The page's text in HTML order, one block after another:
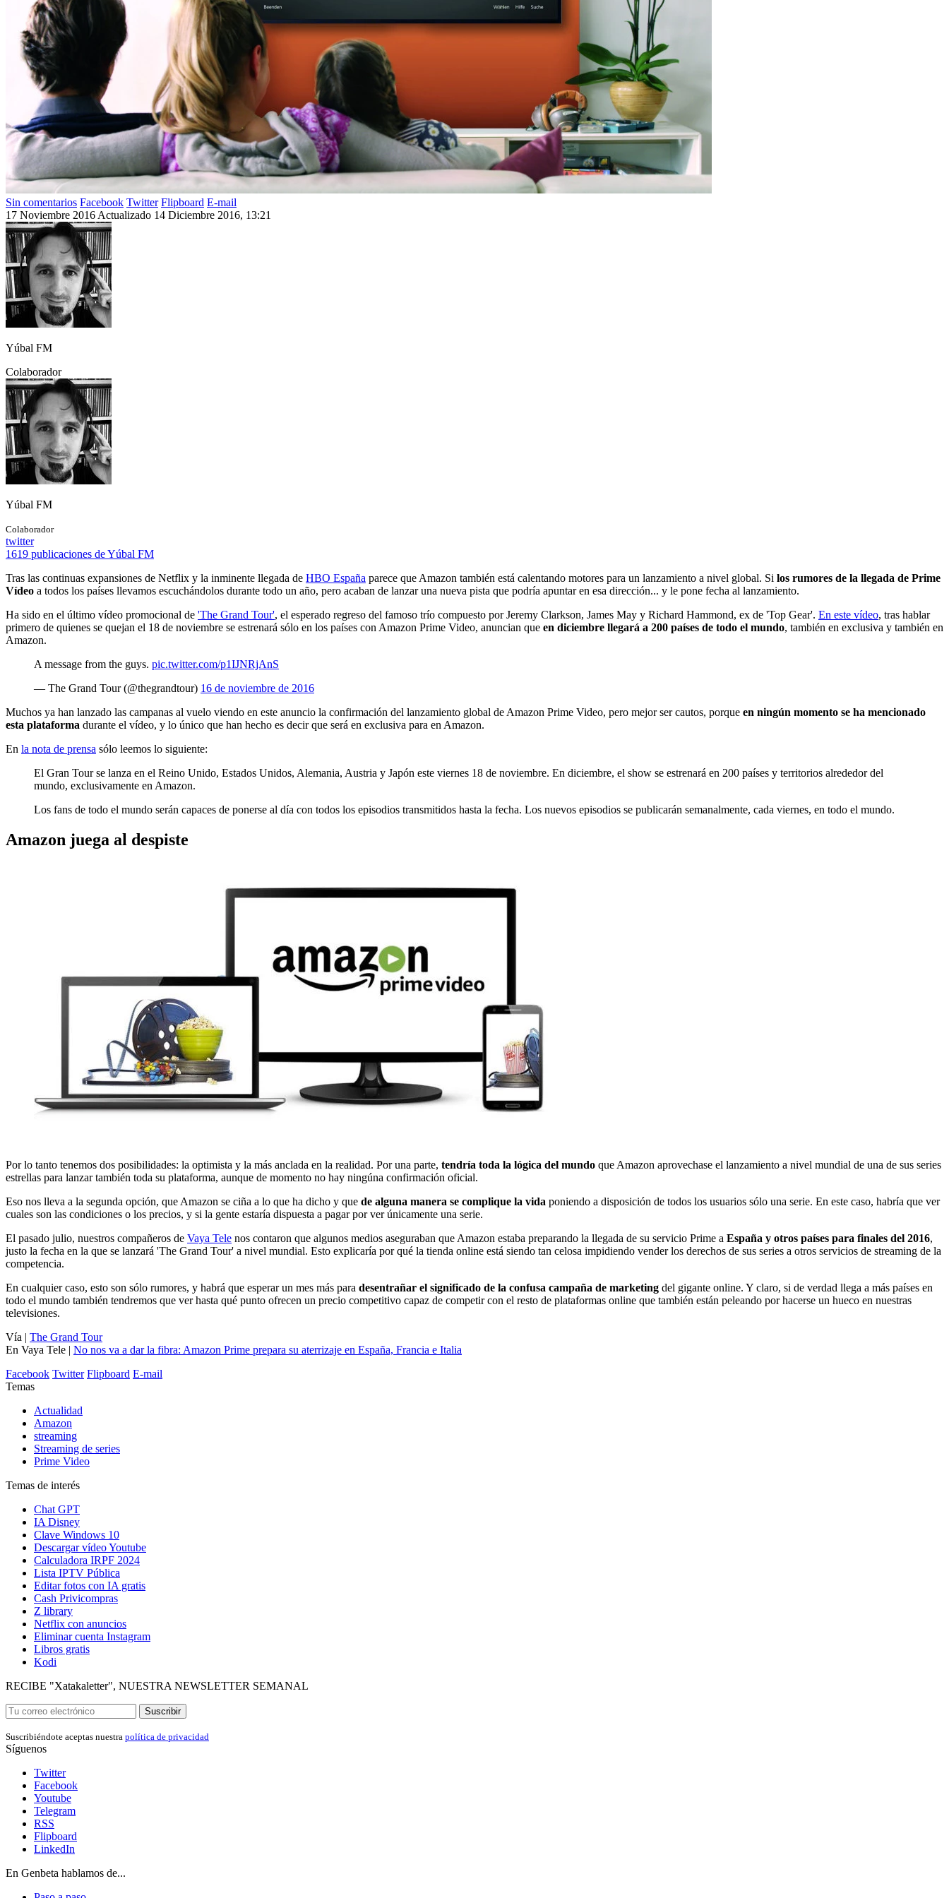
Sin comentarios Facebook Twitter Flipboard E-mail
17 Noviembre 2016 Actualizado 14 Diciembre 2016, 13:21
Yúbal FM
Colaborador
Yúbal FM
Colaborador
twitter
1619 publicaciones de Yúbal FM
Tras las continuas expansiones de Netflix y la inminente llegada de HBO España parece que Amazon también está calentando motores para un lanzamiento a nivel global. Si los rumores de la llegada de Prime
Vídeo a todos los países llevamos escuchándolos durante todo un año, pero acaban de lanzar una nueva pista que podría apuntar en esa dirección... y le pone fecha al lanzamiento.
Ha sido en el último vídeo promocional de 'The Grand Tour', el esperado regreso del famoso trío compuesto por Jeremy Clarkson, James May y Richard Hammond, ex de 'Top Gear'. En este vídeo, tras hablar
primero de quienes se quejan el 18 de noviembre se estrenará sólo en los países con Amazon Prime Video, anuncian que en diciembre llegará a 200 países de todo el mundo, también en exclusiva y también en
Amazon.
A message from the guys. pic.twitter.com/p1IJNRjAnS
— The Grand Tour (@thegrandtour) 16 de noviembre de 2016
Muchos ya han lanzado las campanas al vuelo viendo en este anuncio la confirmación del lanzamiento global de Amazon Prime Video, pero mejor ser cautos, porque en ningún momento se ha mencionado
esta plataforma durante el vídeo, y lo único que han hecho es decir que será en exclusiva para en Amazon.
En la nota de prensa sólo leemos lo siguiente:
El Gran Tour se lanza en el Reino Unido, Estados Unidos, Alemania, Austria y Japón este viernes 18 de noviembre. En diciembre, el show se estrenará en 200 países y territorios alrededor del
mundo, exclusivamente en Amazon.
Los fans de todo el mundo serán capaces de ponerse al día con todos los episodios transmitidos hasta la fecha. Los nuevos episodios se publicarán semanalmente, cada viernes, en todo el mundo.
Amazon juega al despiste
Por lo tanto tenemos dos posibilidades: la optimista y la más anclada en la realidad. Por una parte, tendría toda la lógica del mundo que Amazon aprovechase el lanzamiento a nivel mundial de una de sus series
estrellas para lanzar también toda su plataforma, aunque de momento no hay ningúna confirmación oficial.
Eso nos lleva a la segunda opción, que Amazon se ciña a lo que ha dicho y que de alguna manera se complique la vida poniendo a disposición de todos los usuarios sólo una serie. En este caso, habría que ver
cuales son las condiciones o los precios, y si la gente estaría dispuesta a pagar por ver únicamente una serie.
El pasado julio, nuestros compañeros de Vaya Tele nos contaron que algunos medios aseguraban que Amazon estaba preparando la llegada de su servicio Prime a España y otros países para finales del 2016,
justo la fecha en la que se lanzará 'The Grand Tour' a nivel mundial. Esto explicaría por qué la tienda online está siendo tan celosa impidiendo vender los derechos de sus series a otros servicios de streaming de la
competencia.
En cualquier caso, esto son sólo rumores, y habrá que esperar un mes más para desentrañar el significado de la confusa campaña de marketing del gigante online. Y claro, si de verdad llega a más países en
todo el mundo también tendremos que ver hasta qué punto ofrecen un precio competitivo capaz de competir con el resto de plataformas online que también están peleando por hacerse un hueco en nuestras
televisiones.
Vía | The Grand Tour
En Vaya Tele | No nos va a dar la fibra: Amazon Prime prepara su aterrizaje en España, Francia e Italia
Facebook Twitter Flipboard E-mail
Temas
Actualidad
Amazon
streaming
Streaming de series
Prime Video
Temas de interés
Chat GPT
IA Disney
Clave Windows 10
Descargar vídeo Youtube
Calculadora IRPF 2024
Lista IPTV Pública
Editar fotos con IA gratis
Cash Privicompras
Z library
Netflix con anuncios
Eliminar cuenta Instagram
Libros gratis
Kodi
RECIBE "Xatakaletter", NUESTRA NEWSLETTER SEMANAL
Suscribir
Suscribiéndote aceptas nuestra política de privacidad
Síguenos
Twitter
Facebook
Youtube
Telegram
RSS
Flipboard
LinkedIn
En Genbeta hablamos de...